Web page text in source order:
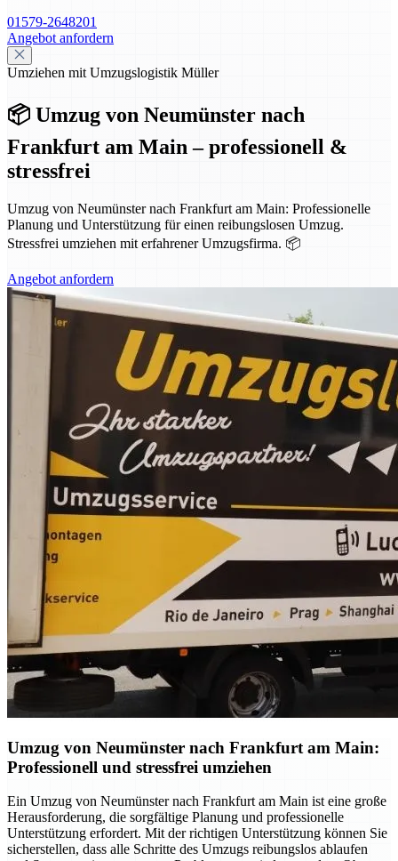
01579-2648201
Angebot anfordern
Umziehen mit Umzugslogistik Müller
📦 Umzug von Neumünster nach
Frankfurt am Main – professionell &
stressfrei
Umzug von Neumünster nach Frankfurt am Main: Professionelle
Planung und Unterstützung für einen reibungslosen Umzug.
Stressfrei umziehen mit erfahrener Umzugsfirma. 📦
Angebot anfordern
Umzug von Neumünster nach Frankfurt am Main:
Professionell und stressfrei umziehen
Ein Umzug von Neumünster nach Frankfurt am Main ist eine große
Herausforderung, die sorgfältige Planung und professionelle
Unterstützung erfordert. Mit der richtigen Unterstützung können Sie
sicherstellen, dass alle Schritte des Umzugs reibungslos ablaufen